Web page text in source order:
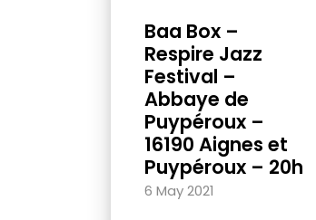
Baa Box –
Respire Jazz
Festival –
Abbaye de
Puypéroux –
16190 Aignes et
Puypéroux – 20h
6 May 2021